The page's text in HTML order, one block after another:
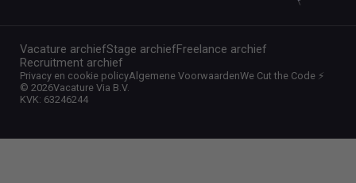
Vacature archiefStage archiefFreelance archief
Recruitment archief
©2026Vacature Via B.V.
KVK: 63246244
Privacy en cookie policyAlgemene VoorwaardenWe Cut the Code ⚡️